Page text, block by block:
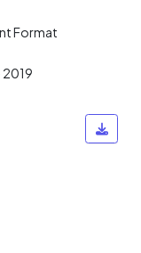
Format
2019